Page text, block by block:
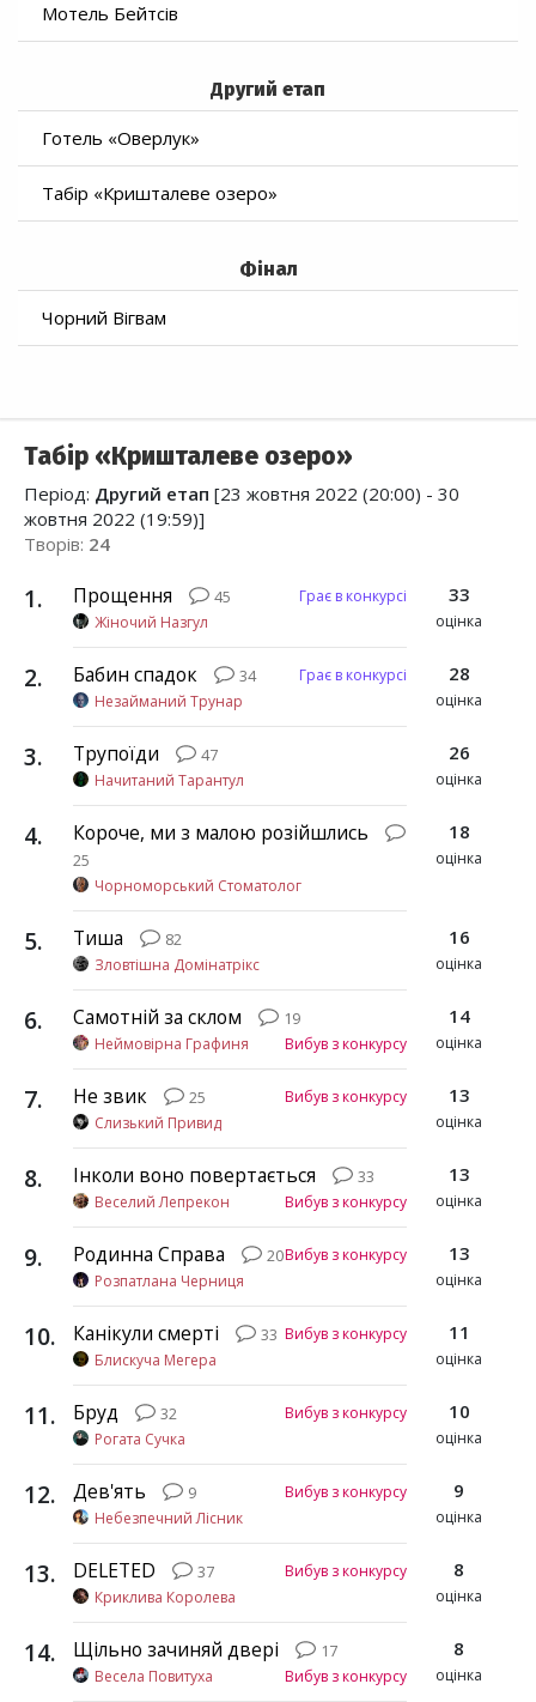
Мотель Бейтсів
Другий етап
Готель «Оверлук»
Табір «Кришталеве озеро»
Фінал
Чорний Вігвам
Табір «Кришталеве озеро»
Період: Другий етап [23 жовтня 2022 (20:00) - 30
жовтня 2022 (19:59)]
Творів: 24
1. Прощення 45
Грає в конкурсі
Жіночий Назгул
33
оцінка
2. Бабин спадок 34
Грає в конкурсі
Незайманий Трунар
28
оцінка
3. Трупоїди
47
Начитаний Тарантул
26
оцінка
4. Короче, ми з малою розійшлись
25
Чорноморський Стоматолог
18
оцінка
5. Тиша
82
Зловтішна Домінатрікс
16
оцінка
6. Самотній за склом
19
Вибув з конкурсу
Неймовірна Графиня
14
оцінка
7. Не звик 25
Вибув з конкурсу
Слизький Привид
13
оцінка
8. Інколи воно повертається
33
Вибув з конкурсу
Веселий Лепрекон
13
оцінка
9. Родинна Справа 20Вибув з конкурсу
Розпатлана Черниця
13
оцінка
10. Канікули смерті 33 Вибув з конкурсу
Блискуча Мегера
11
оцінка
11. Бруд 32
Вибув з конкурсу
Рогата Сучка
10
оцінка
12. Дев'ять 9
Вибув з конкурсу
Небезпечний Лісник
9
оцінка
13. DELETED 37
Вибув з конкурсу
Криклива Королева
8
оцінка
14. Щільно зачиняй двері
17
Вибув з конкурсу
Весела Повитуха
8
оцінка